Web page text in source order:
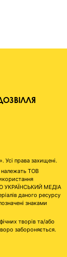
права захищені.
належать ТОВ
УКРАЇНСЬКИЙ МЕДІА
даного ресурсу
знаками
творів та/або
забороняється.